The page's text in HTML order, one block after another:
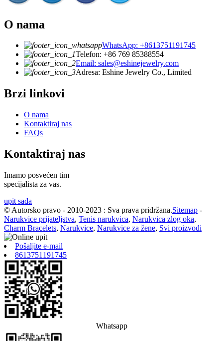
O nama
WhatsApp: +8613751191745
Telefon: +86 769 85388554
Email: sales@eshinejewelry.com
Adresa: Eshine Jewelry Co., Limited
Brzi linkovi
O nama
Kontaktiraj nas
FAQs
Kontaktiraj nas
Imamo posvećen tim
specijalista za vas.
upit sada
© Autorsko pravo - 2010-2023 : Sva prava pridržana.Sitemap -
Narukvice prijateljstva, Tenis narukvica, Narukvica zlog oka,
Charm Bracelets, Narukvice, Narukvice za žene, Svi proizvodi
Pošaljite e-mail
8613751191745
Whatsapp